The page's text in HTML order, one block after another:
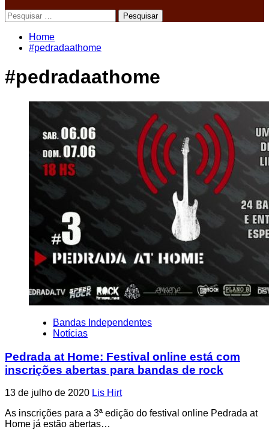
Pesquisar
por:
Home
#pedradaathome
#pedradaathome
Bandas Independentes
Notícias
Pedrada at Home: Festival online está com
inscrições abertas para bandas de rock
13 de julho de 2020 Lis Hirt
As inscrições para a 3ª edição do festival online Pedrada at
Home já estão abertas…